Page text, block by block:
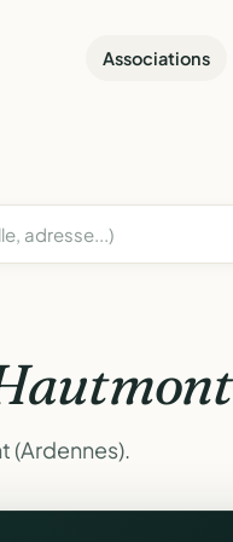
Associations
(Ardennes).